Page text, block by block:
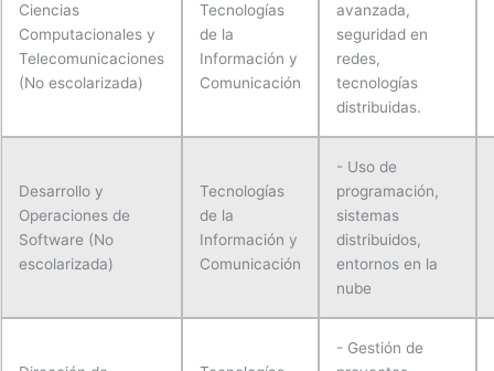
Ciencias
Computacionales y
Telecomunicaciones
(No escolarizada)
Tecnologías
de la
Información y
Comunicación
avanzada,
seguridad en
redes,
tecnologías
distribuidas.
Desarrollo y
Operaciones de
Software (No
escolarizada)
Tecnologías
de la
Información y
Comunicación
- Uso de
programación,
sistemas
distribuidos,
entornos en la
nube
- Gestión de